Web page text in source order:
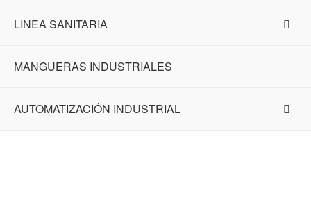
LINEA SANITARIA
MANGUERAS INDUSTRIALES
AUTOMATIZACIÓN INDUSTRIAL